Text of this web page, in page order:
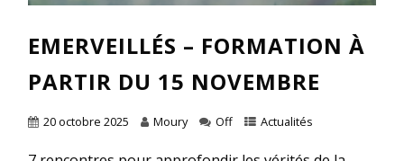
EMERVEILLÉS – FORMATION À
PARTIR DU 15 NOVEMBRE
20 octobre 2025 Moury Off Actualités